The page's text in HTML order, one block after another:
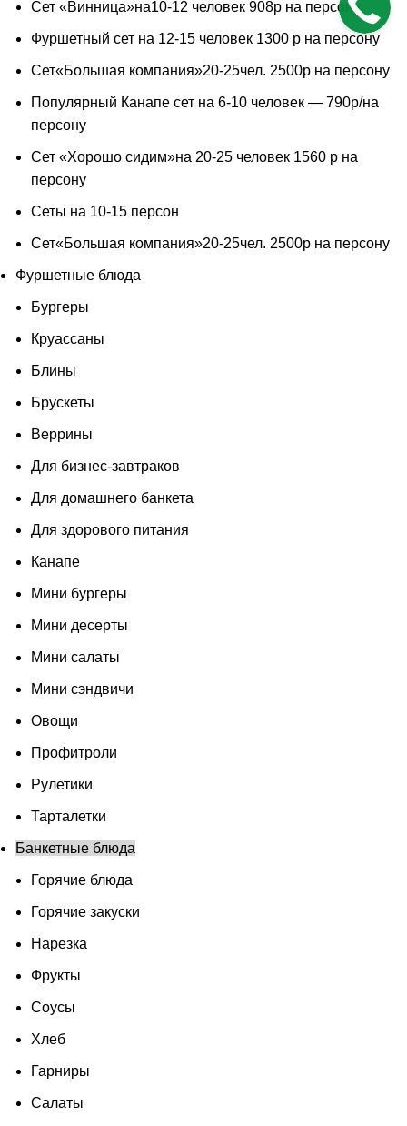
Сет «Винница»на10-12 человек 908р на персону
Фуршетный сет на 12-15 человек 1300 р на персону
Сет«Большая компания»20-25чел. 2500р на персону
Популярный Канапе сет на 6-10 человек — 790р/на
персону
Сет «Хорошо сидим»на 20-25 человек 1560 р на
персону
Сеты на 10-15 персон
Сет«Большая компания»20-25чел. 2500р на персону
Фуршетные блюда
Бургеры
Круассаны
Блины
Брускеты
Веррины
Для бизнес-завтраков
Для домашнего банкета
Для здорового питания
Канапе
Мини бургеры
Мини десерты
Мини салаты
Мини сэндвичи
Овощи
Профитроли
Рулетики
Тарталетки
Банкетные блюда
Горячие блюда
Горячие закуски
Нарезка
Фрукты
Соусы
Хлеб
Гарниры
Салаты